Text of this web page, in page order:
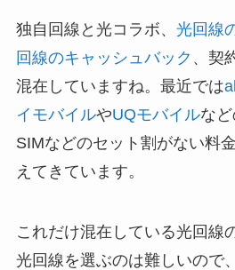
独自回線と光コラボ、 光回線
回線のキャッシュバック 、契
混在していますね。最近では
イモバイルやUQモバイルな
SIMなどのセット割がない料
えてきています。
これだけ混在している光回線
光回線を選ぶのは難しいので